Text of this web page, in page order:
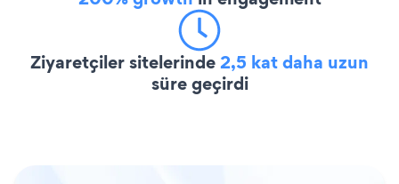
Ziyaretçiler sitelerinde2,5 kat daha uzun
süre geçirdi